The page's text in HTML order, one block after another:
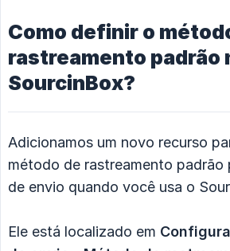
Como definir o
rastreamento padrão
SourcinBox?
Adicionamos um novo recurso
método de rastreamento padrão
de envio quando você usa o
Ele está localizado em